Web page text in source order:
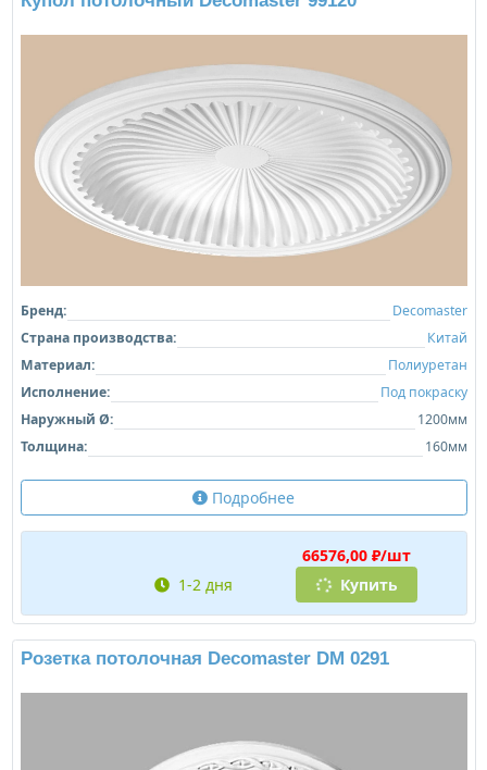
Бренд:
Decomaster
Страна производства:
Китай
Материал:
Полиуретан
Исполнение:
Под покраску
Наружный Ø:
1200мм
Толщина:
160мм
Подробнее
66576,00 ₽/шт
1-2 дня
Купить
Розетка потолочная Decomaster DM 0291